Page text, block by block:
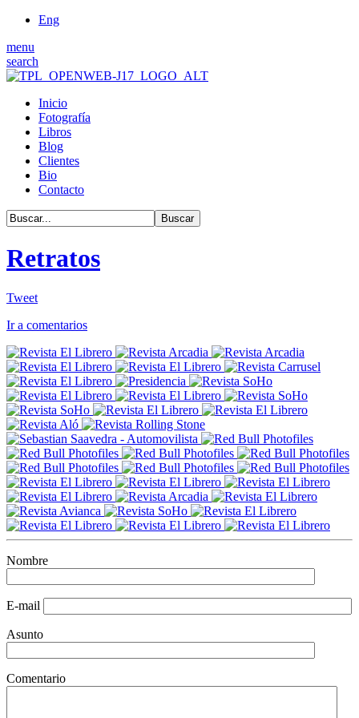
Eng
menu
search
Inicio
Fotografía
Libros
Blog
Clientes
Bio
Contacto
Retratos
Tweet
Ir a comentarios
Nombre
E-mail
Asunto
Comentario